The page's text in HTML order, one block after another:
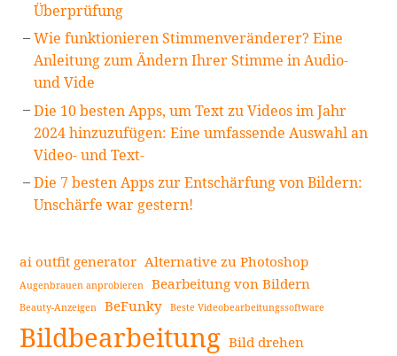
Überprüfung
Wie funktionieren Stimmenveränderer? Eine
Anleitung zum Ändern Ihrer Stimme in Audio-
und Vide
Die 10 besten Apps, um Text zu Videos im Jahr
2024 hinzuzufügen: Eine umfassende Auswahl an
Video- und Text-
Die 7 besten Apps zur Entschärfung von Bildern:
Unschärfe war gestern!
ai outfit generator Alternative zu Photoshop
Augenbrauen anprobieren Bearbeitung von Bildern
Beauty-Anzeigen BeFunky Beste Videobearbeitungssoftware
Bildbearbeitung Bild drehen